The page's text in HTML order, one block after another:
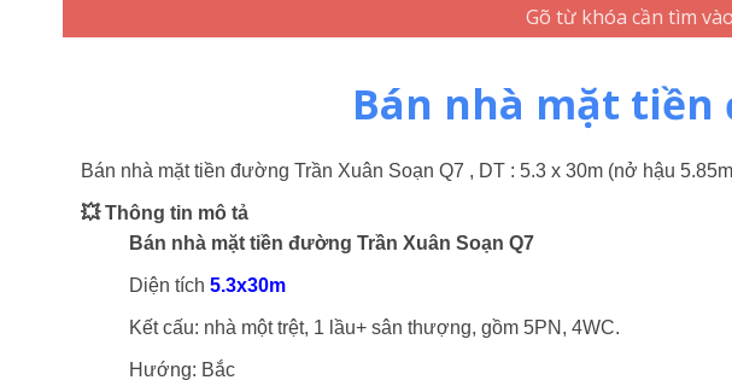
Bán nhà mặt tiền
Bán nhà mặt tiền đường Trần Xuân Soạn Q7 , DT : 5.3 x 30m (nở hậu
💥 Thông tin mô tả
Bán nhà mặt tiền đường Trần Xuân Soạn Q7
Diện tích 5.3x30m
Kết cấu: nhà một trệt, 1 lầu+ sân thượng, gồm 5PN, 4WC.
Hướng: Bắc